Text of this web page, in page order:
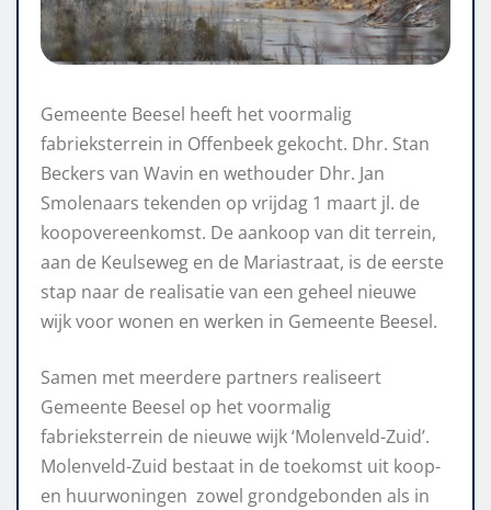
Gemeente Beesel heeft het voormalig
fabrieksterrein in Offenbeek gekocht. Dhr. Stan
Beckers van Wavin en wethouder Dhr. Jan
Smolenaars tekenden op vrijdag 1 maart jl. de
koopovereenkomst. De aankoop van dit terrein,
aan de Keulseweg en de Mariastraat, is de eerste
stap naar de realisatie van een geheel nieuwe
wijk voor wonen en werken in Gemeente Beesel.
Samen met meerdere partners realiseert
Gemeente Beesel op het voormalig
fabrieksterrein de nieuwe wijk ‘Molenveld-Zuid’.
Molenveld-Zuid bestaat in de toekomst uit koop-
en huurwoningen zowel grondgebonden als in